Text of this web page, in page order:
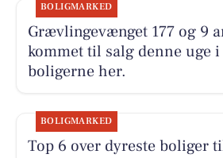
BOLIGMARKED
Grævlingevænget 177 og 9
kommet til salg denne uge
boligerne her.
BOLIGMARKED
Top 6 over dyreste boliger